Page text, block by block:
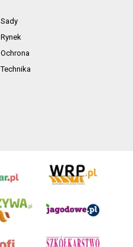
Sady
Rynek
Ochrona
Technika